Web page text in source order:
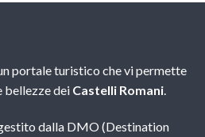
portale turistico che vi permette
bellezze dei Castelli Romani.
dalla DMO (Destination